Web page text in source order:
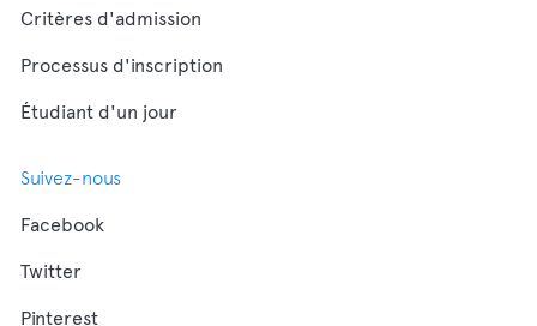
Critères d'admission
Processus d'inscription
Étudiant d'un jour
Suivez-nous
Facebook
Twitter
Pinterest